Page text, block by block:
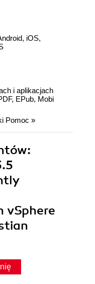
iOS,
i aplikacjach
EPub, Mobi
Pomoc »
vSphere